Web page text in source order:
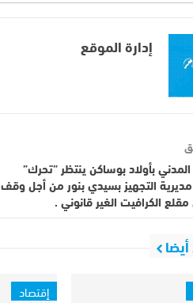
إدارة الموقع
بأولاد بوساكن ينتظر ”تحرك”
التجهيز بسيدي بنور من أجل وقف
الكرافيت الغير قانوني .
إقتصاد